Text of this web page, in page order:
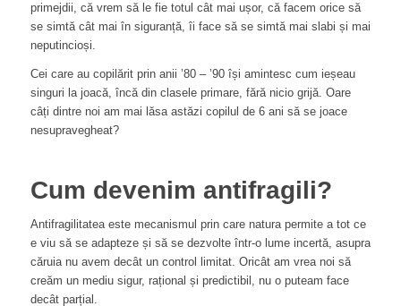
primejdii, că vrem să le fie totul cât mai ușor, că facem orice să
se simtă cât mai în siguranță, îi face să se simtă mai slabi și mai
neputincioși.
Cei care au copilărit prin anii ’80 – ’90 își amintesc cum ieșeau
singuri la joacă, încă din clasele primare, fără nicio grijă. Oare
câți dintre noi am mai lăsa astăzi copilul de 6 ani să se joace
nesupravegheat?
Cum devenim antifragili?
Antifragilitatea este mecanismul prin care natura permite a tot ce
e viu să se adapteze și să se dezvolte într-o lume incertă, asupra
căruia nu avem decât un control limitat. Oricât am vrea noi să
creăm un mediu sigur, rațional și predictibil, nu o puteam face
decât parțial.